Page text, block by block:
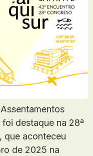
destaque na 28ª
que aconteceu
de 2025 na